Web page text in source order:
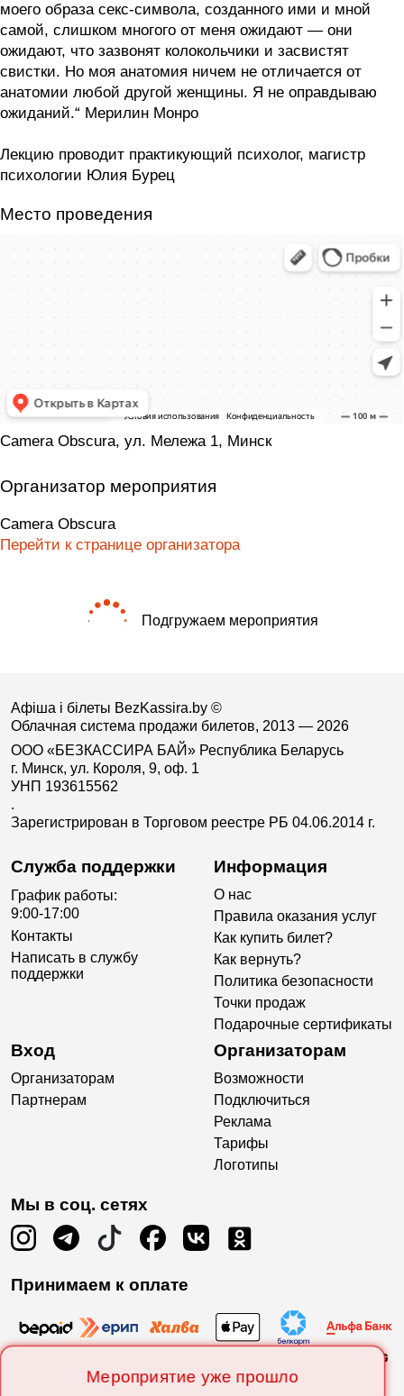
Мероприятие уже прошло
моего образа секс-символа, созданного ими и мной
самой, слишком многого от меня ожидают — они
ожидают, что зазвонят колокольчики и засвистят
свистки. Но моя анатомия ничем не отличается от
анатомии любой другой женщины. Я не оправдываю
ожиданий.“ Мерилин Монро
Лекцию проводит практикующий психолог, магистр
психологии Юлия Бурец
Место проведения
Camera Obscura, ул. Мележа 1, Минск
Организатор мероприятия
Camera Obscura
Перейти к странице организатора
Подгружаем мероприятия
Афіша і білеты BezKassira.by ©
Облачная система продажи билетов, 2013 — 2026
ООО «БЕЗКАССИРА БАЙ» Республика Беларусь
г. Минск, ул. Короля, 9, оф. 1
УНП 193615562
.
Зарегистрирован в Торговом реестре РБ 04.06.2014 г.
Служба поддержки
График работы:
9:00-17:00
Контакты
Написать в службу
поддержки
Информация
О нас
Правила оказания услуг
Как купить билет?
Как вернуть?
Политика безопасности
Точки продаж
Подарочные сертификаты
Вход
Организаторам
Партнерам
Организаторам
Возможности
Подключиться
Реклама
Тарифы
Логотипы
Мы в соц. сетях
Принимаем к оплате